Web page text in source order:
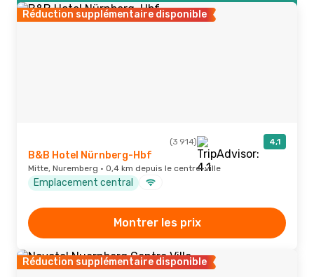
Réduction supplémentaire disponible
(3 914) 4,1
B&B Hotel Nürnberg-Hbf
Mitte, Nuremberg · 0,4 km depuis le centre-ville
Emplacement central
Montrer les prix
Réduction supplémentaire disponible